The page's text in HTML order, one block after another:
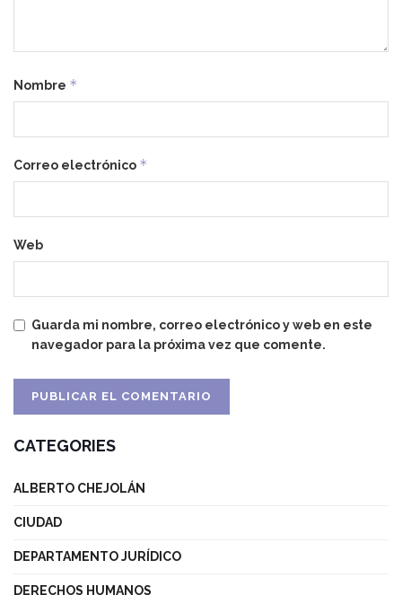
Nombre *
Correo electrónico *
Web
Guarda mi nombre, correo electrónico y web en este
navegador para la próxima vez que comente.
CATEGORIES
ALBERTO CHEJOLÁN
CIUDAD
DEPARTAMENTO JURÍDICO
DERECHOS HUMANOS